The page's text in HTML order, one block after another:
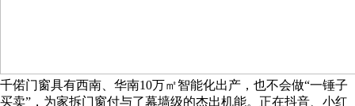
千偌门窗具有西南、华南10万㎡智能化出产，也不会做“一锤子
买卖”，为家拆门窗付与了幕墙级的杰出机能。正在抖音、小红